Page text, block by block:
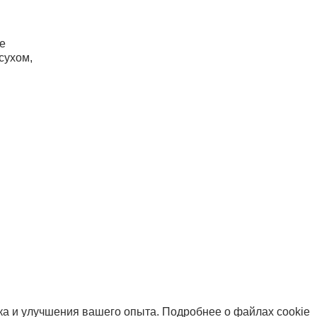
и улучшения вашего опыта. Подробнее о файлах cookie